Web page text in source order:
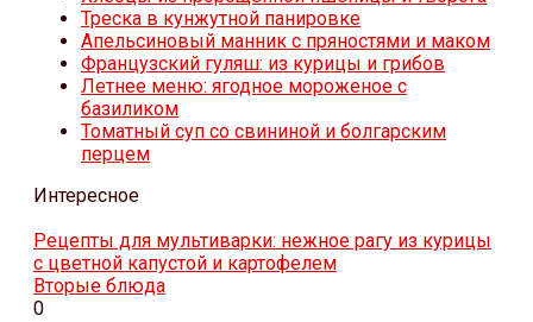
Треска в кунжутной панировке
Апельсиновый манник с пряностями и маком
Французский гуляш: из курицы и грибов
Летнее меню: ягодное мороженое с
базиликом
Томатный суп со свининой и болгарским
перцем
Интересное
Рецепты для мультиварки: нежное рагу из курицы
с цветной капустой и картофелем
Вторые блюда
0